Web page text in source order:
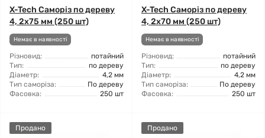
X-Tech Саморіз по дереву
4, 2x75 мм (250 шт)
Немає в наявності
Різновид:
потайний
Тип:
по дереву
Діаметр:
4,2 мм
Тип саморіза:
По дереву
Фасовка:
250 шт
X-Tech Саморіз по дереву
4, 2x70 мм (250 шт)
Немає в наявності
Різновид:
потайний
Тип:
по дереву
Діаметр:
4,2 мм
Тип саморіза:
По дереву
Фасовка:
250 шт
Продано Продано